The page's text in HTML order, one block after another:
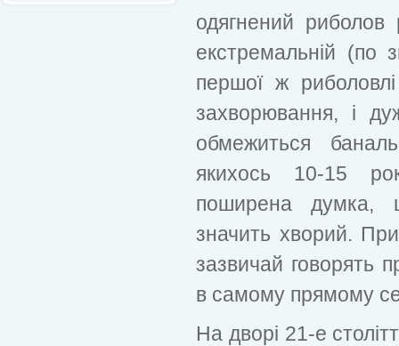
одягнений
екстремальній (по
першої ж
захворювання, і
обмежиться
якихось 10-15
поширена думка,
значить хворий.
зазвичай говорять
в самому прямому
На дворі 21-е